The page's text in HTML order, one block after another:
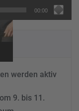
00:00
werden aktiv
9. bis 11.